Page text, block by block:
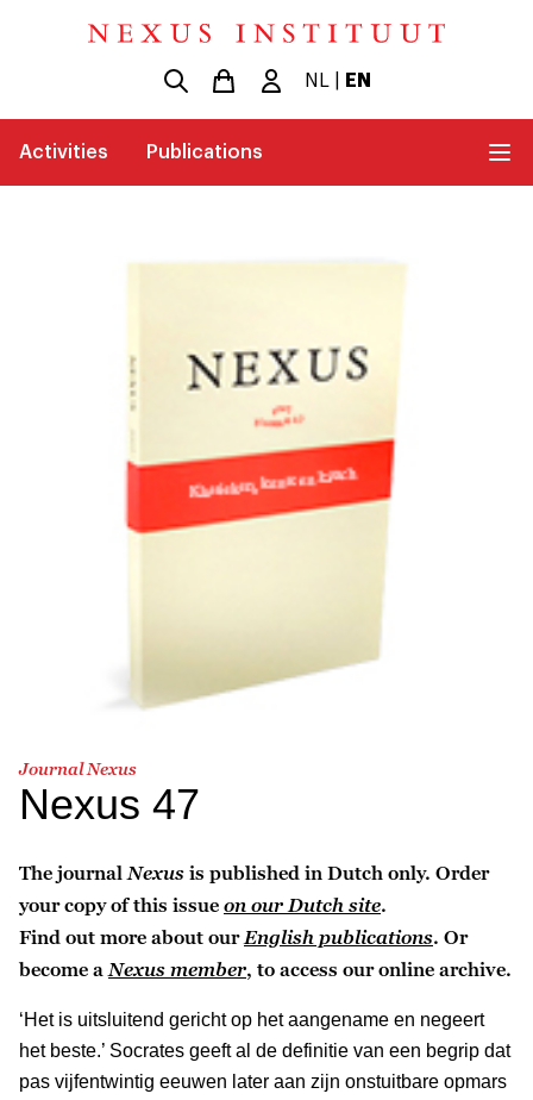
NL EN
Activities Publications
Journal Nexus
Nexus 47
The journal Nexus is published in Dutch only. Order
your copy of this issue on our Dutch site.
Find out more about our English publications. Or
become a Nexus member, to access our online archive.
‘Het is uitsluitend gericht op het aangename en negeert
het beste.’ Socrates geeft al de definitie van een begrip dat
pas vijfentwintig eeuwen later aan zijn onstuitbare opmars